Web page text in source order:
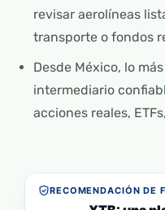
revisar aerolíneas
transporte o fondos
Desde México, lo
intermediario
acciones reales,
RECOMENDACIÓN DE